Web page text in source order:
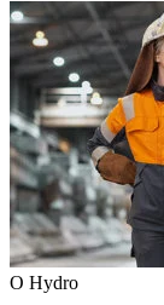
O Hydro